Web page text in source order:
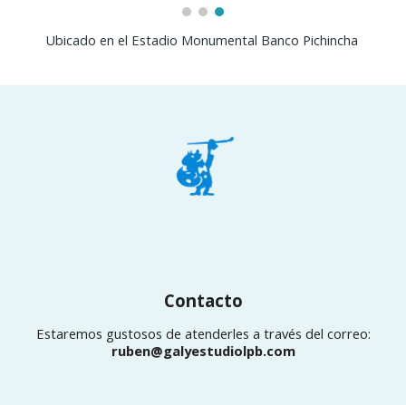
Ubicado en el Estadio Monumental Banco Pichincha
Contacto
Estaremos gustosos de atenderles a través del correo:
ruben@galyestudiolpb.com